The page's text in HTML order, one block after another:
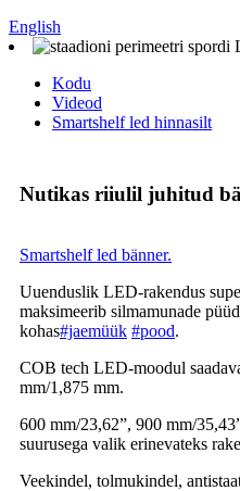
English
Kodu
Videod
Smartshelf led hinnasilt
Nutikas riiulil juhitud
Smartshelf led bänner.
Uuenduslik LED-rakendus
maksimeerib silmamunade
kohas#jaemüük #pood.
COB tech LED-moodul
mm/1,875 mm.
600 mm/23,62”, 900 mm/
suurusega valik erinevateks
Veekindel, tolmukindel,